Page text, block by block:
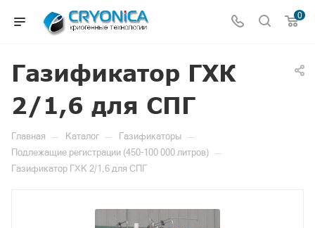
0
Газификатор ГХК
2/1,6 для СПГ
Главная — Каталог — Газификаторы —
Подлежащие регистрации (450-100 000 литров) —
Газификатор ГХК 2/1,6 для СПГ